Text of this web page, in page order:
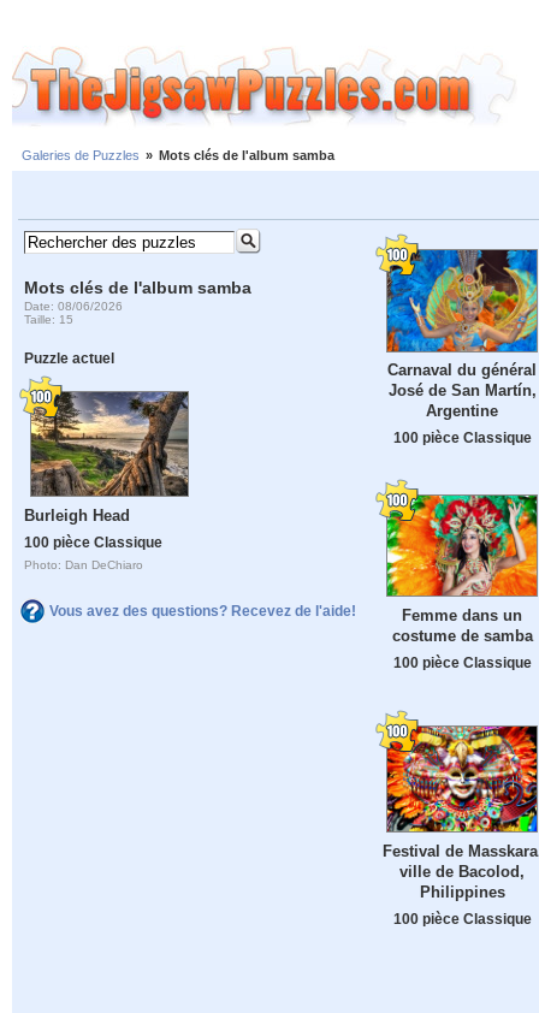
Galeries de Puzzles » Mots clés de l'album samba
Mots clés de l'album samba
Date: 08/06/2026
Taille: 15
Puzzle actuel
Burleigh Head
100 pièce Classique
Photo: Dan DeChiaro
Vous avez des questions? Recevez de l'aide!
Carnaval du général
José de San Martín,
Argentine
100 pièce Classique
Femme dans un
costume de samba
100 pièce Classique
Festival de
ville de Bacolod,
Philippines
100 pièce Classique